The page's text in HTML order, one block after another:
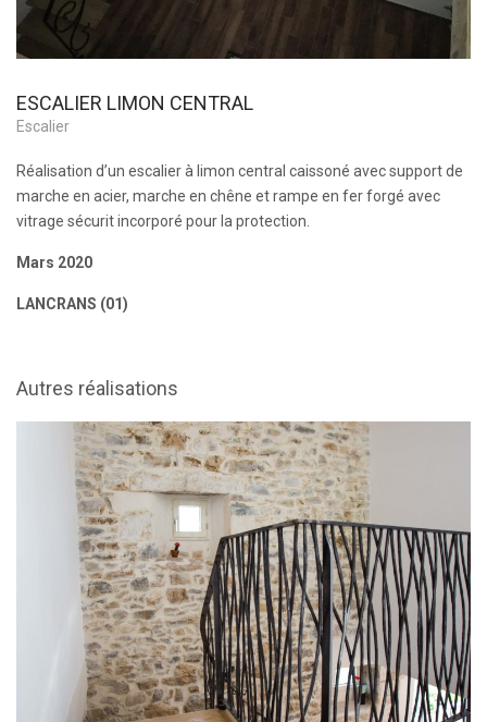
ESCALIER LIMON CENTRAL
Escalier
Réalisation d’un escalier à limon central caissoné avec support de
marche en acier, marche en chêne et rampe en fer forgé avec
vitrage sécurit incorporé pour la protection.
Mars 2020
LANCRANS (01)
Autres réalisations